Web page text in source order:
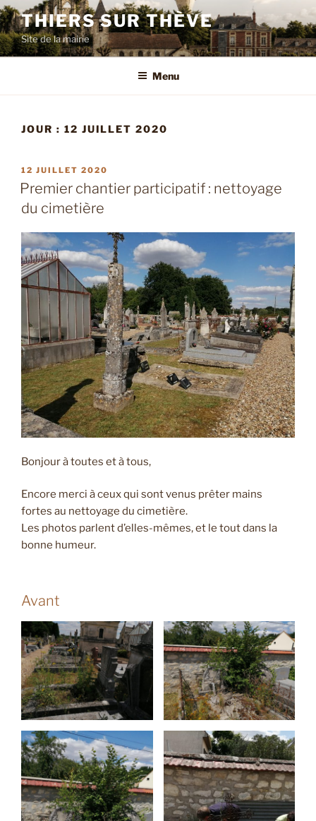
Aller
au
contenu
principal
THIERS SUR THÈVE
Site de la mairie
Menu
JOUR : 12 JUILLET 2020
PUBLIÉ
LE
12 JUILLET 2020
Premier chantier participatif : nettoyage
du cimetière
Bonjour à toutes et à tous,
Encore merci à ceux qui sont venus prêter mains
fortes au nettoyage du cimetière.
Les photos parlent d’elles-mêmes, et le tout dans la
bonne humeur.
Avant